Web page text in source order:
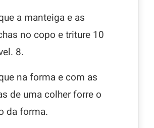
a manteiga e as
no copo e triture 10
8.
na forma e com as
de uma colher forre o
da forma.